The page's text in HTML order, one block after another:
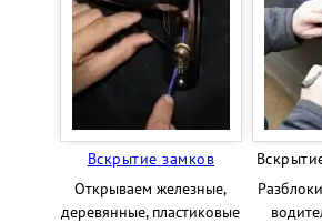
Вскрытие замков
Открываем железные,
деревянные, пластиковые